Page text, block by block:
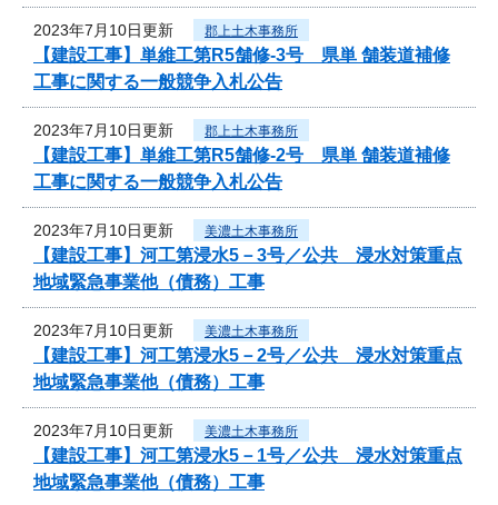
2023年7月10日更新 郡上土木事務所
【建設工事】単維工第R5舗修-3号 県単 舗装道補修
工事に関する一般競争入札公告
2023年7月10日更新 郡上土木事務所
【建設工事】単維工第R5舗修-2号 県単 舗装道補修
工事に関する一般競争入札公告
2023年7月10日更新 美濃土木事務所
【建設工事】河工第浸水5－3号／公共 浸水対策重点
地域緊急事業他（債務）工事
2023年7月10日更新 美濃土木事務所
【建設工事】河工第浸水5－2号／公共 浸水対策重点
地域緊急事業他（債務）工事
2023年7月10日更新 美濃土木事務所
【建設工事】河工第浸水5－1号／公共 浸水対策重点
地域緊急事業他（債務）工事